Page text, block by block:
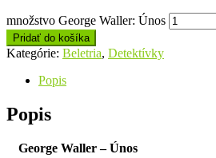
množstvo George Waller: Únos
Pridať do košíka
Kategórie: Beletria, Detektívky
Popis
Popis
George Waller – Únos